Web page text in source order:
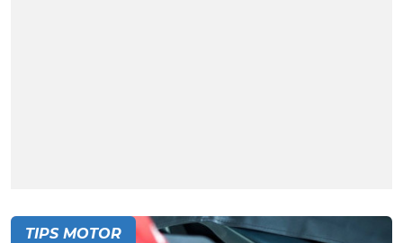
TIPS MOTOR